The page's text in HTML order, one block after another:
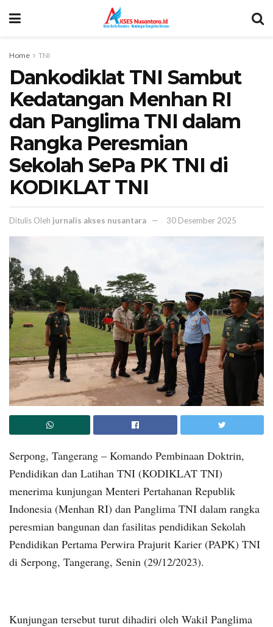
Home TNI
Dankodiklat TNI Sambut
Kedatangan Menhan RI
dan Panglima TNI dalam
Rangka Peresmian
Sekolah SePa PK TNI di
KODIKLAT TNI
Ditulis Oleh jurnalis akses nusantara 30 Desember 2025
Serpong, Tangerang – Komando Pembinaan Doktrin,
Pendidikan dan Latihan TNI (KODIKLAT TNI)
menerima kunjungan Menteri Pertahanan Republik
Indonesia (Menhan RI) dan Panglima TNI dalam rangka
peresmian bangunan dan fasilitas pendidikan Sekolah
Pendidikan Pertama Perwira Prajurit Karier (PAPK) TNI
di Serpong, Tangerang, Senin (29/12/2023).
Kunjungan tersebut turut dihadiri oleh Wakil Panglima